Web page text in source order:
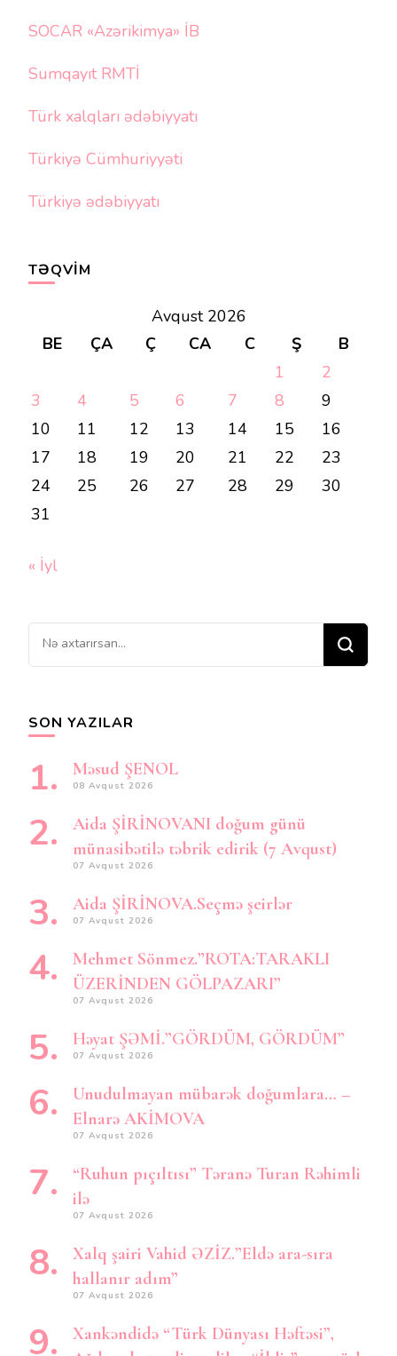
SOCAR «Azərikimya» İB
Sumqayıt RMTİ
Türk xalqları ədəbiyyatı
Türkiyə Cümhuriyyəti
Türkiyə ədəbiyyatı
TƏQVIM
Avqust 2026
BE
ÇA Ç CA C Ş
B
1
2
3
4 5 6 7 8
9
10
11 12 13 14 15
16
17
18 19 20 21 22
23
24
25 26 27 28 29
30
31
« İyl
Bir
şey
SON YAZILAR
Məsud ŞENOL
08 Avqust 2026
Aida ŞİRİNOVANI doğum günü
münasibətilə təbrik edirik (7 Avqust)
07 Avqust 2026
Aida ŞİRİNOVA.Seçmə şeirlər
07 Avqust 2026
Mehmet Sönmez.”ROTA:TARAKLI
ÜZERİNDEN GÖLPAZARI”
07 Avqust 2026
Həyat ŞƏMİ.”GÖRDÜM, GÖRDÜM”
07 Avqust 2026
Unudulmayan mübarək doğumlara… –
Elnarə AKİMOVA
07 Avqust 2026
“Ruhun pıçıltısı” Təranə Turan Rəhimli
ilə
07 Avqust 2026
Xalq şairi Vahid ƏZİZ.”Eldə ara-sıra
hallanır adım”
07 Avqust 2026
Xankəndidə “Türk Dünyası Həftəsi”,